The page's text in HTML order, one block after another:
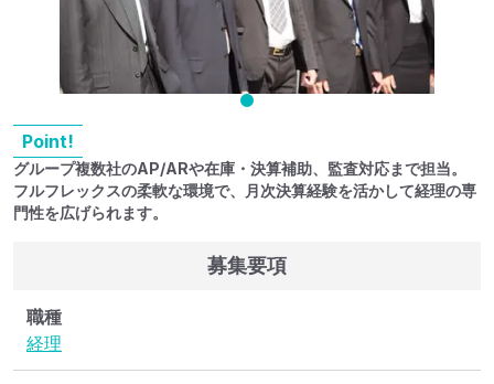
Point!
グループ複数社のAP/ARや在庫・決算補助、監査対応まで担当。
フルフレックスの柔軟な環境で、月次決算経験を活かして経理の専
門性を広げられます。
募集要項
職種
経理